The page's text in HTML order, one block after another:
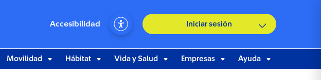
Accesibilidad Iniciar sesión
Movilidad Hábitat Vida y Salud Empresas Ayuda